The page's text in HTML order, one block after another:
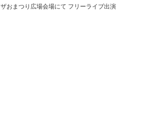
おまつり広場会場にて フリーライブ出演